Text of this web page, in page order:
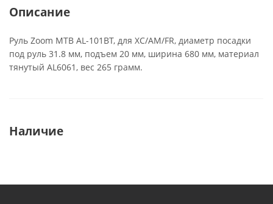
Описание
Руль Zoom MTB AL-101BT, для XC/AM/FR, диаметр посадки
под руль 31.8 мм, подъем 20 мм, ширина 680 мм, материал
тянутый AL6061, вес 265 грамм.
Наличие